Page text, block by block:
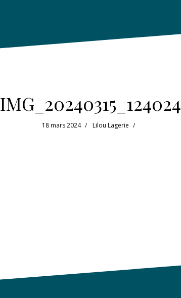
IMG_20240315_124024
18 mars 2024 Lilou Lagerie